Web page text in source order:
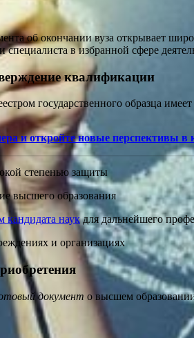
об окончании вуза открывает
специалиста в избранной сфере
квалификации
государственного образца
и откройте новые перспективы
степенью защиты
высшего образования
наукдля дальнейшего
и организациях
документ о высшем